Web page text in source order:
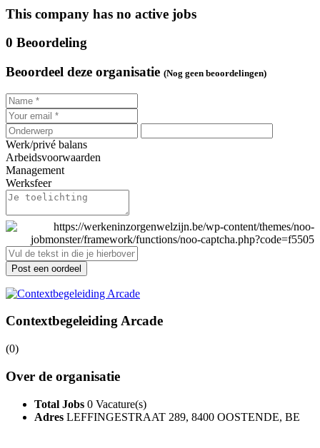
This company has no active jobs
0 Beoordeling
Beoordeel deze organisatie (Nog geen beoordelingen)
Werk/privé balans
Arbeidsvoorwaarden
Management
Werksfeer
Post een oordeel
Contextbegeleiding Arcade
(0)
Over de organisatie
Total Jobs 0 Vacature(s)
Adres LEFFINGESTRAAT 289, 8400 OOSTENDE, BE